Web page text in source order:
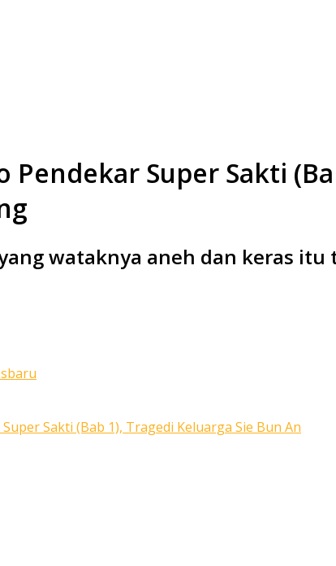
Pendekar Super Sakti
wataknya aneh dan keras